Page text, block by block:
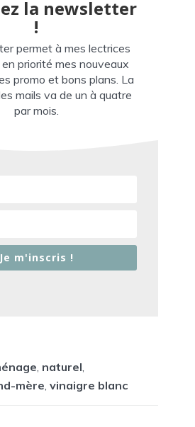
la newsletter
!
permet à mes lectrices
priorité mes nouveaux
promo et bons plans. La
mails va de un à quatre
par mois.
Je m'inscris !
naturel
mère vinaigre blanc